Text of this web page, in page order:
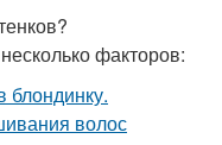
факторов: